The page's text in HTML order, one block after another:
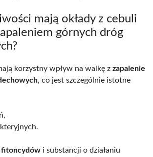
mają okłady z cebuli
górnych dróg
korzystny wpływ na walkę z zapalenie
, co jest szczególnie istotne
fitoncydów i substancji o działaniu